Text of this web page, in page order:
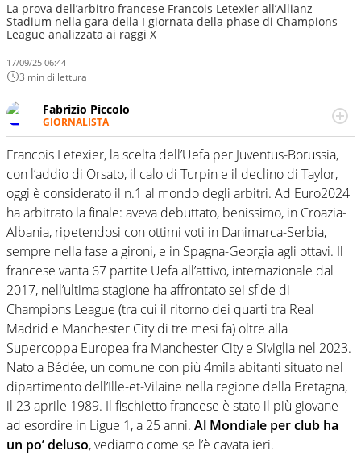
La prova dell’arbitro francese Francois Letexier all’Allianz
Stadium nella gara della I giornata della phase di Champions
League analizzata ai raggi X
17/09/25 06:44
3 min di lettura
Fabrizio Piccolo
GIORNALISTA
Nella sua carriera ha seguito numerose manifestazioni
sportive e collaborato con agenzie e testate. Esperienza,
competenza, conoscenza e memoria storica. Si occupa
prevalentemente di calcio
Francois Letexier, la scelta dell’Uefa per Juventus-Borussia,
con l’addio di Orsato, il calo di Turpin e il declino di Taylor,
oggi è considerato il n.1 al mondo degli arbitri. Ad Euro2024
ha arbitrato la finale: aveva debuttato, benissimo, in Croazia-
Albania, ripetendosi con ottimi voti in Danimarca-Serbia,
sempre nella fase a gironi, e in Spagna-Georgia agli ottavi. Il
francese vanta 67 partite Uefa all’attivo, internazionale dal
2017, nell’ultima stagione ha affrontato sei sfide di
Champions League (tra cui il ritorno dei quarti tra Real
Madrid e Manchester City di tre mesi fa) oltre alla
Supercoppa Europea fra Manchester City e Siviglia nel 2023.
Nato a Bédée, un comune con più 4mila abitanti situato nel
dipartimento dell’Ille-et-Vilaine nella regione della Bretagna,
il 23 aprile 1989. Il fischietto francese è stato il più giovane
ad esordire in Ligue 1, a 25 anni. Al Mondiale per club ha
un po’ deluso, vediamo come se l’è cavata ieri.